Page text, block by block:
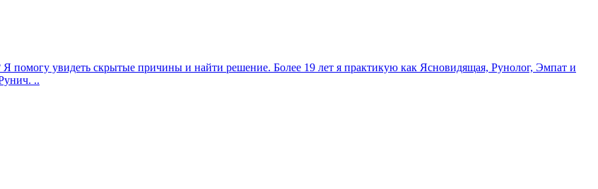
помогу увидеть скрытые причины и найти решение. Более 19 лет я практикую как Ясновидящая, Рунолог, Эмпат и
..